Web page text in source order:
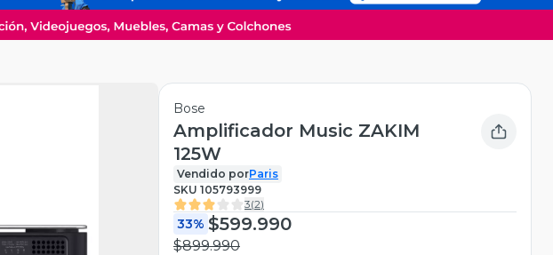
Bose
Amplificador Music ZAKIM
125W
Vendido porParis
SKU 105793999
3(2)
33% $599.990
$899.990